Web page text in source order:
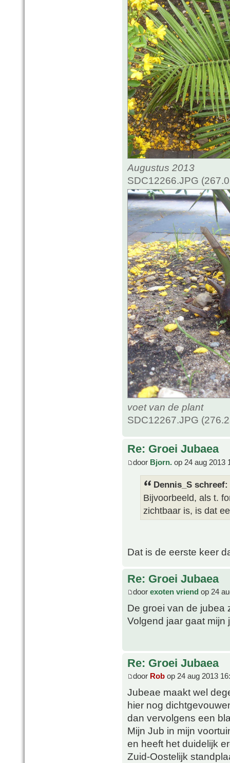
Augustus 2013
SDC12266.JPG
voet van de plant
SDC12267.JPG
Re: Groei Jubaea
door Bjorn. op 24 aug 2013
Dennis_S schreef:
Bijvoorbeeld, als t.
zichtbaar is, is dat
Dat is de eerste keer
Re: Groei Jubaea
door exoten vriend op 24
De groei van de jubea
Volgend jaar gaat
Re: Groei Jubaea
door Rob op 24 aug 2013
Jubeae maakt wel
hier nog
dan vervolgens een
Mijn Jub in mijn
en heeft het duidelijk
Zuid-Oostelijk